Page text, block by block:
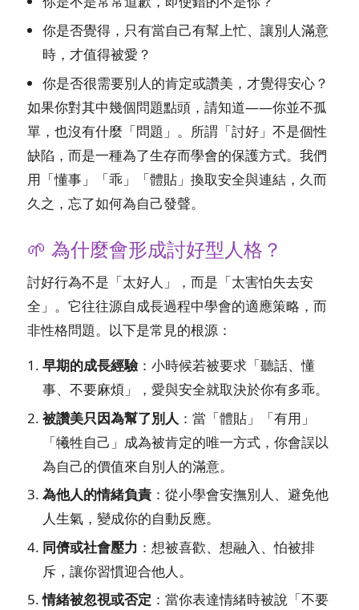
你是否覺得，只有當自己有幫上忙、讓別人滿意
時，才值得被愛？
你是否很需要別人的肯定或讚美，才覺得安心？
如果你對其中幾個問題點頭，請知道——你並不孤
單，也沒有什麼「問題」。所謂「討好」不是個性
缺陷，而是一種為了生存而學會的保護方式。我們
用「懂事」「乖」「體貼」換取安全與連結，久而
久之，忘了如何為自己發聲。
🌱 為什麼會形成討好型人格？
討好行為不是「太好人」，而是「太害怕失去安
全」。它往往源自成長過程中學會的適應策略，而
非性格問題。以下是常見的根源：
早期的成長經驗：小時候若被要求「聽話、懂
事、不要麻煩」，愛與安全就取決於你有多乖。
被讚美只因為幫了別人 ：當「體貼」「有用」
「犧牲自己」成為被肯定的唯一方式，你會誤以
為自己的價值來自別人的滿意。
為他人的情緒負責 ：從小學會安撫別人、避免他
人生氣，變成你的自動反應。
同儕或社會壓力 ：想被喜歡、想融入、怕被排
斥，讓你習慣迎合他人。
情緒被忽視或否定 ：當你表達情緒時被說「不要